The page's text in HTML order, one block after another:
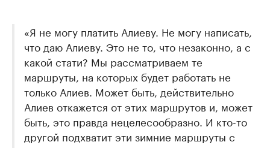
«Я не могу платить Алиеву. Не могу написать,
что даю Алиеву. Это не то, что незаконно, а с
какой стати? Мы рассматриваем те
маршруты, на которых будет работать не
только Алиев. Может быть, действительно
Алиев откажется от этих маршрутов и, может
быть, это правда нецелесообразно. И кто-то
другой подхватит эти зимние маршруты с